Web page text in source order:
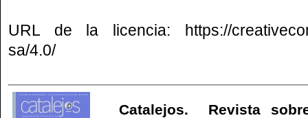
URL de la licencia: https://
sa/4.0/
Catalejos. Revista